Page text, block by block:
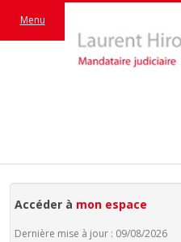
Menu
Accéder à mon espace
Dernière mise à jour : 09/08/2026